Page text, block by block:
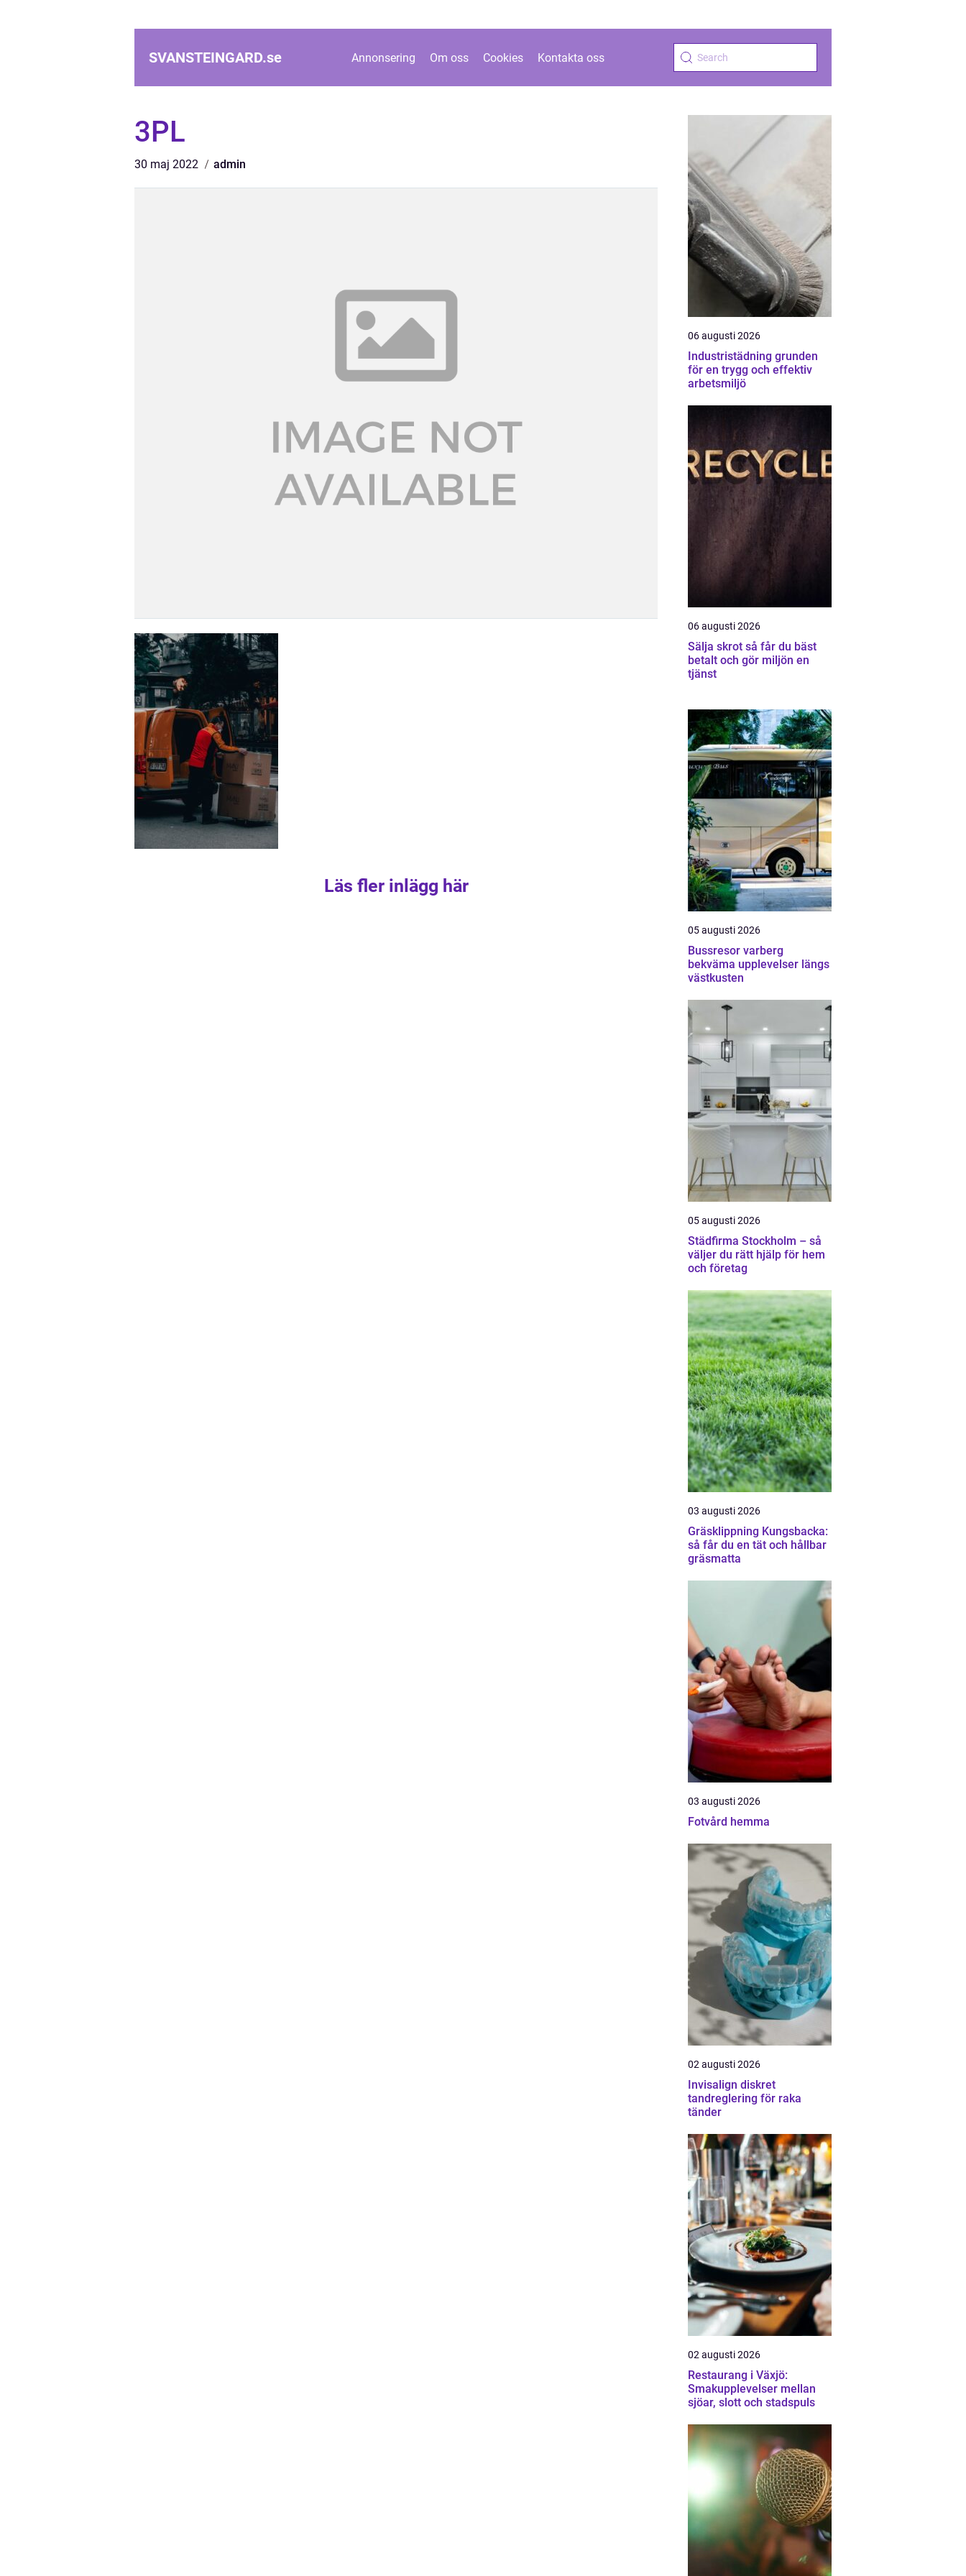
SVANSTEINGARD.se Annonsering Om oss Cookies Kontakta oss
3PL
30 maj 2022 admin
Läs fler inlägg här
06 augusti 2026
Industristädning grunden
för en trygg och effektiv
arbetsmiljö
06 augusti 2026
Sälja skrot så får du bäst
betalt och gör miljön en
tjänst
05 augusti 2026
Bussresor varberg
bekväma upplevelser längs
västkusten
05 augusti 2026
Städfirma Stockholm – så
väljer du rätt hjälp för hem
och företag
03 augusti 2026
Gräsklippning Kungsbacka:
så får du en tät och hållbar
gräsmatta
03 augusti 2026
Fotvård hemma
02 augusti 2026
Invisalign diskret
tandreglering för raka
tänder
02 augusti 2026
Restaurang i Växjö:
Smakupplevelser mellan
sjöar, slott och stadspuls